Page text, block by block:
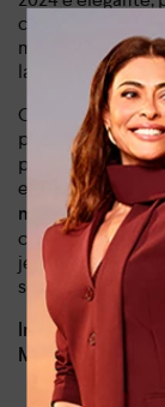
cores
minimalista, ela
lazer.
O destaque
por
uma tira
peças que
elegância aos
maior conforto
combinada com
jeans e blusa,
sociais, como
Indicado para:
Material: Sintético